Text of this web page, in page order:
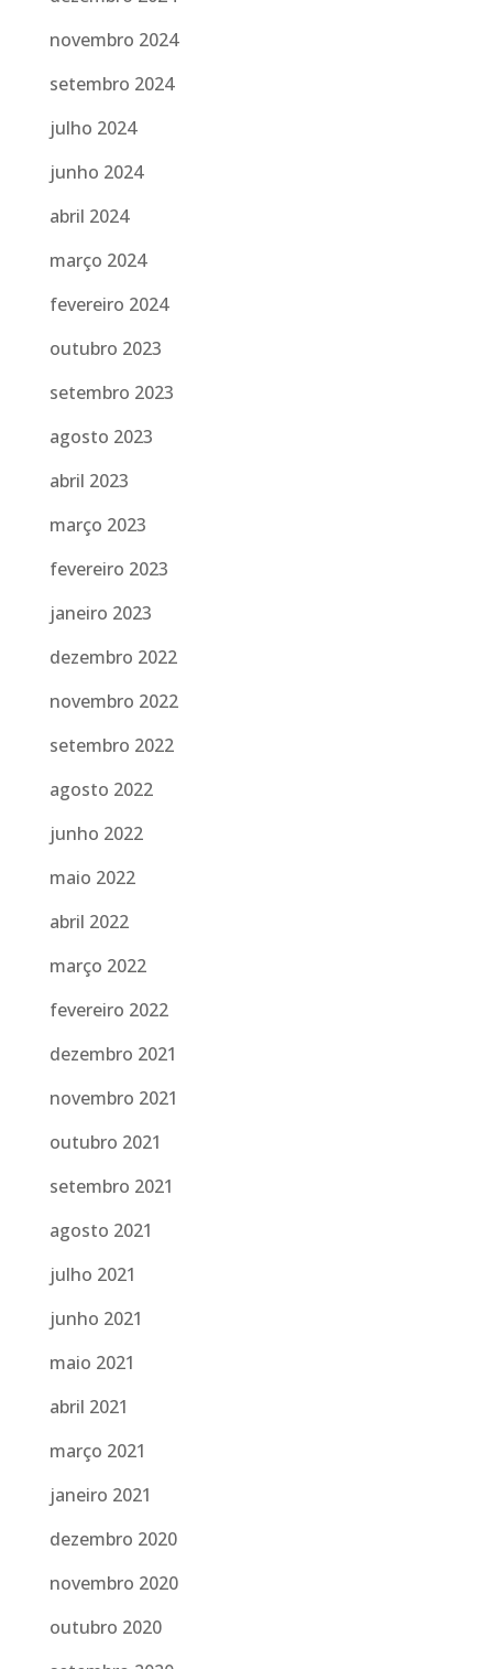
novembro 2024
setembro 2024
julho 2024
junho 2024
abril 2024
março 2024
fevereiro 2024
outubro 2023
setembro 2023
agosto 2023
abril 2023
março 2023
fevereiro 2023
janeiro 2023
dezembro 2022
novembro 2022
setembro 2022
agosto 2022
junho 2022
maio 2022
abril 2022
março 2022
fevereiro 2022
dezembro 2021
novembro 2021
outubro 2021
setembro 2021
agosto 2021
julho 2021
junho 2021
maio 2021
abril 2021
março 2021
janeiro 2021
dezembro 2020
novembro 2020
outubro 2020